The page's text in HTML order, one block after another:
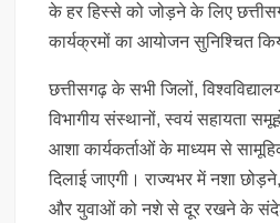
के हर हिस्से को जोड़ने के लिए
कार्यक्रमों का आयोजन सुनिश्चित
छत्तीसगढ़ के सभी जिलों,
विभागीय संस्थानों, स्वयं सहायता
आशा कार्यकर्ताओं के माध्यम से
दिलाई जाएगी। राज्यभर में नशा
और युवाओं को नशे से दूर रखने के